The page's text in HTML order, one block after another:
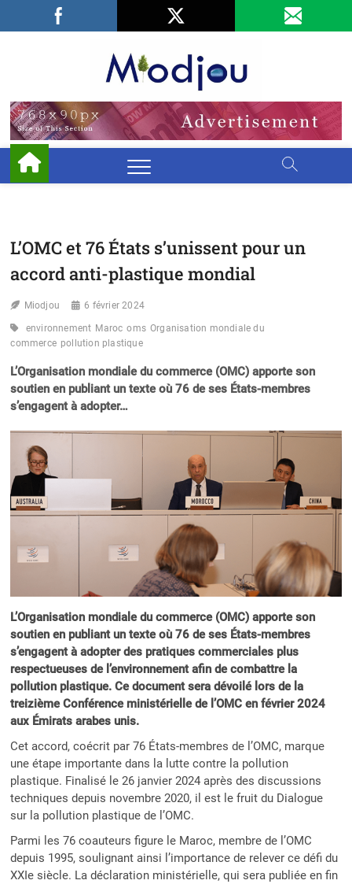
Facebook
LinkedIn
L’OMC et 76 États s’unissent pour un
accord anti-plastique mondial
Miodjou 6 février 2024
environnement Maroc oms Organisation mondiale du
commerce pollution plastique
L’Organisation mondiale du commerce (OMC) apporte son
soutien en publiant un texte où 76 de ses États-membres
s’engagent à adopter…
L’Organisation mondiale du commerce (OMC) apporte son
soutien en publiant un texte où 76 de ses États-membres
s’engagent à adopter des pratiques commerciales plus
respectueuses de l’environnement afin de combattre la
pollution plastique. Ce document sera dévoilé lors de la
treizième Conférence ministérielle de l’OMC en février 2024
aux Émirats arabes unis.
Cet accord, coécrit par 76 États-membres de l’OMC, marque
une étape importante dans la lutte contre la pollution
plastique. Finalisé le 26 janvier 2024 après des discussions
techniques depuis novembre 2020, il est le fruit du Dialogue
sur la pollution plastique de l’OMC.
Parmi les 76 coauteurs figure le Maroc, membre de l’OMC
depuis 1995, soulignant ainsi l’importance de relever ce défi du
XXIe siècle. La déclaration ministérielle, qui sera publiée en fin